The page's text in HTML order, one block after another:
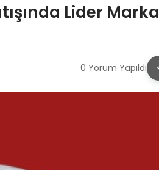
Lider Marka
0 Yorum Yapıldı